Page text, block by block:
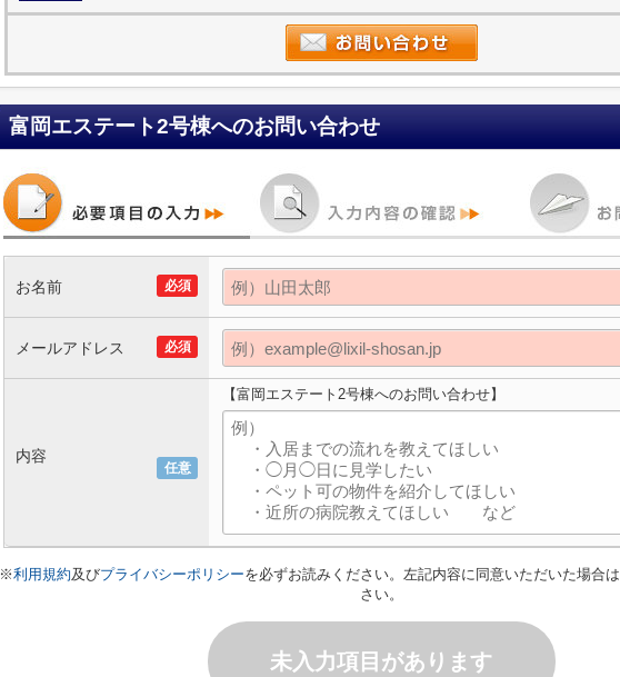
富岡エステート2号棟へのお問い合わせ
必須
お名前
必須
メールアドレス
任意
内容
【富岡エステート2号棟へのお問い合わせ】
※利用規約及びプライバシーポリシーを必ずお読みください。左記内容に同意いただいた場合
さい。
未入力項目があります